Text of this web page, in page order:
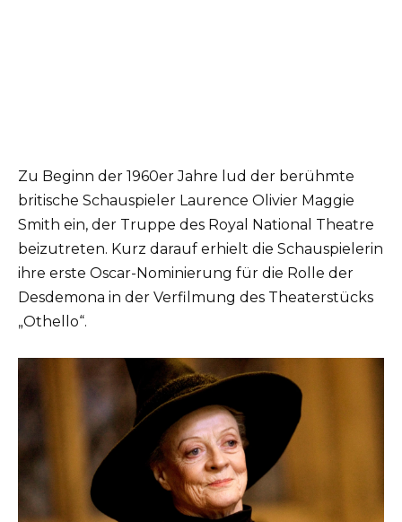
Zu Beginn der 1960er Jahre lud der berühmte
britische Schauspieler Laurence Olivier Maggie
Smith ein, der Truppe des Royal National Theatre
beizutreten. Kurz darauf erhielt die Schauspielerin
ihre erste Oscar-Nominierung für die Rolle der
Desdemona in der Verfilmung des Theaterstücks
„Othello“.